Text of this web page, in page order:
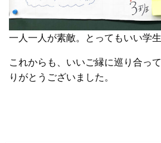
一人一人が素敵。とってもいい学生
これからも、いいご縁に巡り合っ
りがとうございました。